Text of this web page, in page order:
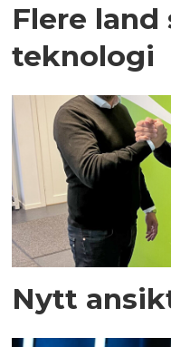
Flere
teknologi
Nytt